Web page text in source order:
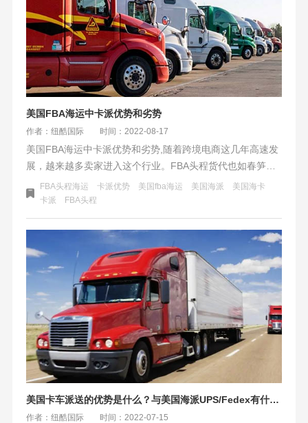
美国FBA海运中卡派优势和劣势
作者：纽酷国际 时间：2022-08-17
美国FBA海运中卡派优势和劣势,随着跨境电商这几年高速发
展，越来越多卖家进入这个行业。FBA头程货代也如春笋一
般涌现了很多兴欣企业，选择物流渠道非常多，而且价格参
差不齐。新入行 的卖家并不懂得如何区分，往往踩过很多坑
FBA头程海运 卡派优势 美国fba海运 美国海派
美国海卡
卡派
FBA头程
美国卡车派送的优势是什么？与美国海派UPS/Fedex有什么不同？
作者：纽酷国际 时间：2022-07-15